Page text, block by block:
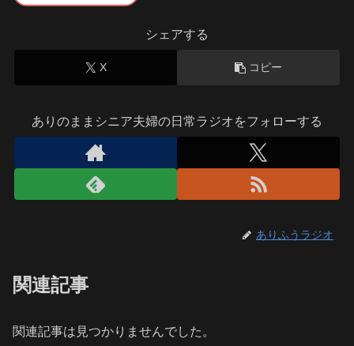
シェアする
X コピー
ありのままシニア夫婦の日常ラジオをフォローする
ありふうラジオ
関連記事
関連記事は見つかりませんでした。